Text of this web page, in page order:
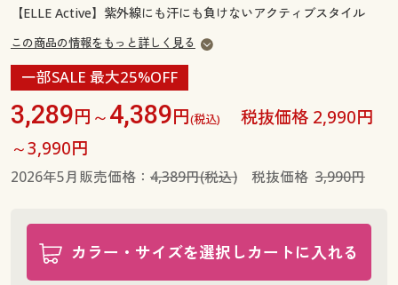
よくある質問とお問い合わせ
よくある質問とお問い合わせ
【ELLE Active】紫外線にも汗にも負けないアクティブスタイル
この商品の情報をもっと詳しく見る
一部SALE 最大25%OFF
3,289円～4,389円(税込)
税抜価格 2,990円
～3,990円
2026年5月販売価格： 4,389円(税込)税抜価格 3,990円
カラー・サイズを選択しカートに入れる